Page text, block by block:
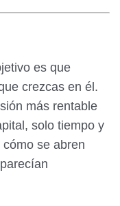
es que
crezcas en él.
más rentable
solo tiempo y
se abren